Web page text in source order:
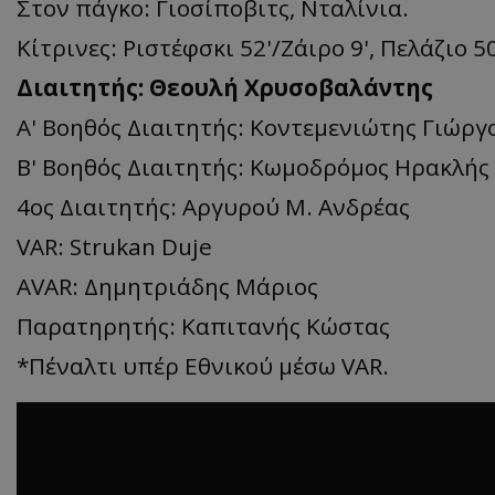
Στον πάγκο: Γιοσίποβιτς, Νταλίνια.
Κίτρινες: Ριστέφσκι 52'/Ζάιρο 9', Πελάζιο
Διαιτητής: Θεουλή Χρυσοβαλάντης
Α' Βοηθός Διαιτητής: Κοντεμενιώτης
Β' Βοηθός Διαιτητής: Κωμοδρόμος Ηρακλής
4ος Διαιτητής: Αργυρού Μ. Ανδρέας
VAR: Strukan Duje
AVAR: Δημητριάδης Μάριος
Παρατηρητής: Καπιτανής Κώστας
*Πέναλτι υπέρ Εθνικού μέσω VAR.